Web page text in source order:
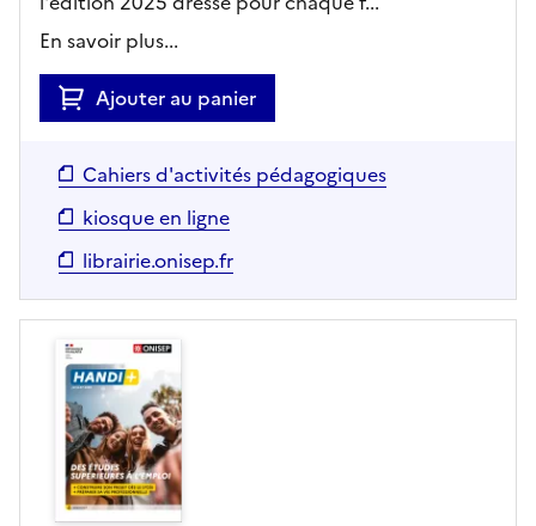
En savoir plus...
Ajouter au panier
Cahiers d'activités pédagogiques
kiosque en ligne
librairie.onisep.fr